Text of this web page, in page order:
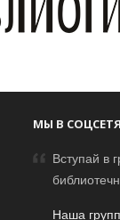
МЫ В
Вступай в
Наша